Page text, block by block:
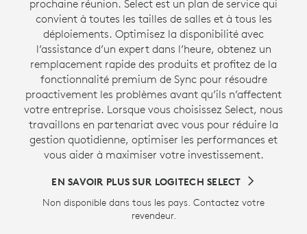
prochaine réunion. Select est un plan de service qui
convient à toutes les tailles de salles et à tous les
déploiements. Optimisez la disponibilité avec
l’assistance d’un expert dans l’heure, obtenez un
remplacement rapide des produits et profitez de la
fonctionnalité premium de Sync pour résoudre
proactivement les problèmes avant qu’ils n’affectent
votre entreprise. Lorsque vous choisissez Select, nous
travaillons en partenariat avec vous pour réduire la
gestion quotidienne, optimiser les performances et
vous aider à maximiser votre investissement.
EN SAVOIR PLUS SUR LOGITECH SELECT
Non disponible dans tous les pays. Contactez votre
revendeur.